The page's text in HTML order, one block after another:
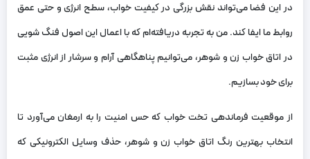
در این فضا می‌تواند نقش بزرگی در کیفیت خواب، سطح انرژی و حتی عمق
روابط ما ایفا کند. من به تجربه دریافته‌ام که با اعمال این اصول فنگ شویی
در اتاق خواب زن و شوهر، می‌توانیم پناهگاهی آرام و سرشار از انرژی مثبت
برای خود بسازیم.
از موقعیت فرماندهی تخت خواب که حس امنیت را به ارمغان می‌آورد تا
انتخاب بهترین رنگ اتاق خواب زن و شوهر، حذف وسایل الکترونیکی که